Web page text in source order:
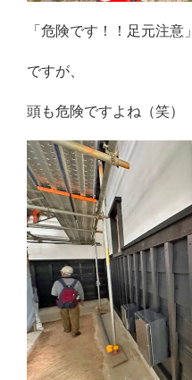
「危険です！！足元注意」
ですが、
頭も危険ですよね（笑）